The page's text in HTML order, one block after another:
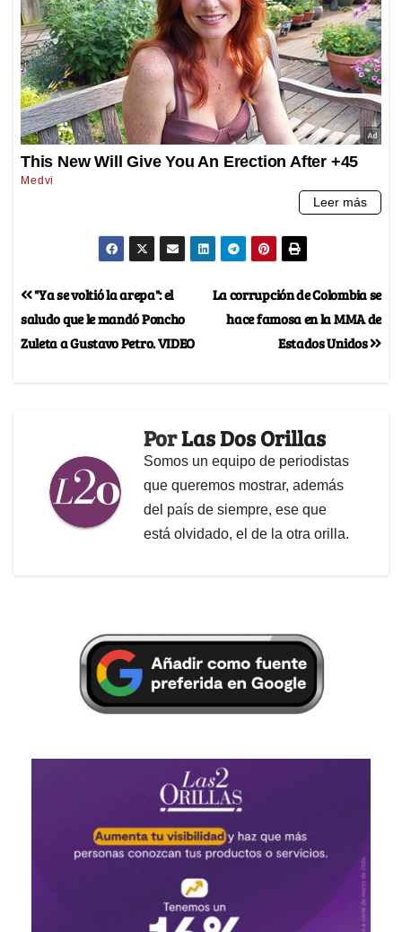
La corrupción de Colombia se
hace famosa en la MMA de
Estados Unidos
"Ya se voltió la arepa": el
saludo que le mandó Poncho
Zuleta a Gustavo Petro. VIDEO
PorLas Dos Orillas
Somos un equipo de periodistas
que queremos mostrar, además
del país de siempre, ese que
está olvidado, el de la otra orilla.